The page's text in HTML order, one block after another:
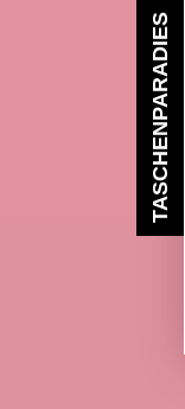
TASCHENPARADIES